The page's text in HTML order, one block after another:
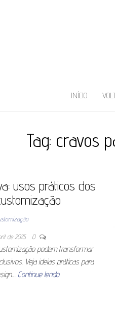
INÍCIO
Tag: cravos
usos práticos dos
de 2025 0
podem transformar
Veja ideias práticas para
Continue lendo